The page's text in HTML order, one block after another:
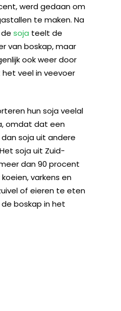
werd gedaan om
te maken. Na
soja teelt de
van boskap, maar
ook weer door
veel in veevoer
hun soja veelal
omdat dat een
soja uit andere
soja uit Zuid-
dan 90 procent
varkens en
of eieren te eten
boskap in het